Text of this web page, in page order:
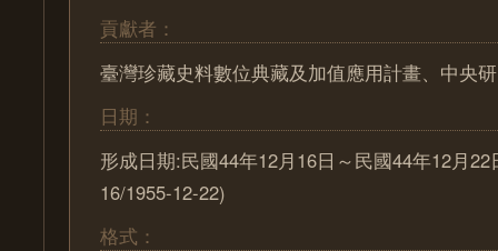
貢獻者：
臺灣珍藏史料數位典藏及加值應用計畫、中央
日期：
形成日期:民國44年12月16日～民國44年12月22
16/1955-12-22)
格式：